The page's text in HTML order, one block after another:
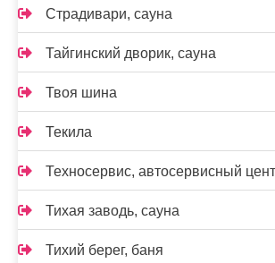
Страдивари, сауна
Тайгинский дворик, сауна
Твоя шина
Текила
Техносервис, автосервисный
Тихая заводь, сауна
Тихий берег, баня